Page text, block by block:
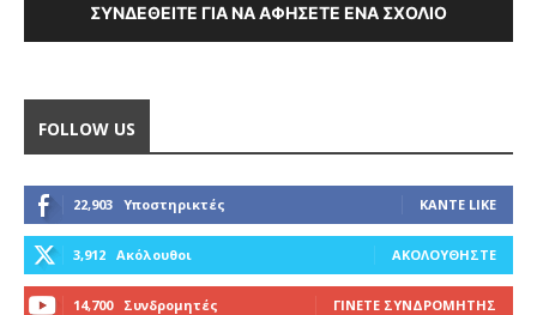
ΣΥΝΔΕΘΕΊΤΕ ΓΙΑ ΝΑ ΑΦΉΣΕΤΕ ΈΝΑ ΣΧΌΛΙΟ
FOLLOW US
22,903 Υποστηρικτές ΚΆΝΤΕ LIKE
3,912 Ακόλουθοι ΑΚΟΛΟΥΘΉΣΤΕ
14,700 Συνδρομητές ΓΊΝΕΤΕ ΣΥΝΔΡΟΜΗΤΉΣ